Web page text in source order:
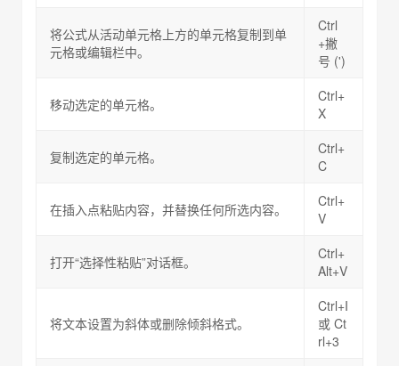
将公式从活动单元格上方的单元格复制到单
元格或编辑栏中。
Ctrl
+撇
号 (')
移动选定的单元格。
Ctrl+
X
复制选定的单元格。
Ctrl+
C
在插入点粘贴内容，并替换任何所选内容。
Ctrl+
V
打开“选择性粘贴”对话框。
Ctrl+
Alt+V
将文本设置为斜体或删除倾斜格式。
Ctrl+I
或 Ct
rl+3